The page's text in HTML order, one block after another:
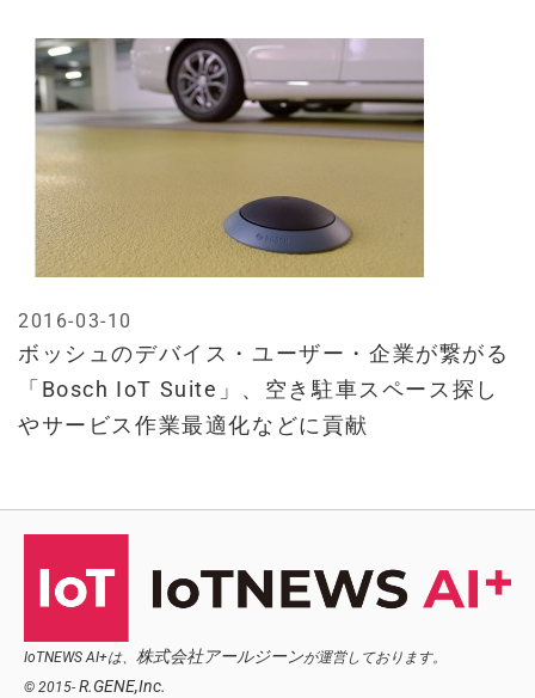
ボッシュのデバイス・ユーザー・企業が繋がる
「Bosch IoT Suite」、空き駐車スペース探し
やサービス作業最適化などに貢献
2016-03-10
IoTNEWS AI+は、 株式会社アールジーンが運営しております。
© 2015- R.GENE,Inc.